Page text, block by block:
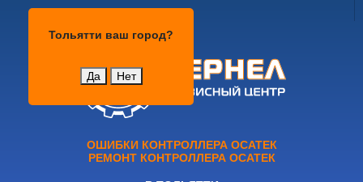
Тольятти ваш город?
Да Нет
ОШИБКИ КОНТРОЛЛЕРА ОСАТЕК
РЕМОНТ КОНТРОЛЛЕРА ОСАТЕК